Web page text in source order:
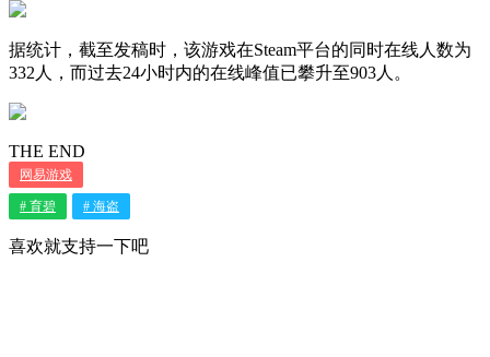
据统计，截至发稿时，该游戏在Steam平台的同时在线人数为
332人，而过去24小时内的在线峰值已攀升至903人。
THE END
网易游戏
# 育碧 # 海盗
喜欢就支持一下吧